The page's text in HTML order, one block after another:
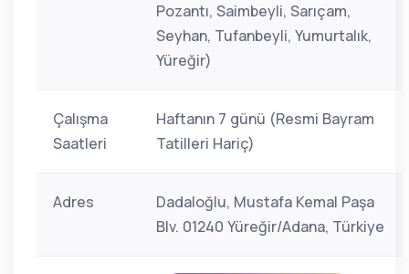
Pozantı, Saimbeyli, Sarıçam,
Seyhan, Tufanbeyli, Yumurtalık,
Yüreğir)
Çalışma
Saatleri
Haftanın 7 günü (Resmi Bayram
Tatilleri Hariç)
Adres
Dadaloğlu, Mustafa Kemal Paşa
Blv. 01240 Yüreğir/Adana, Türkiye